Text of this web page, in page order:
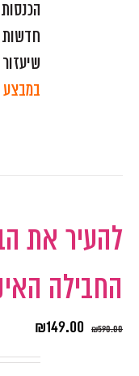
חדשות
במבצע
להעיר את
החבילה
₪590.00
₪149.00